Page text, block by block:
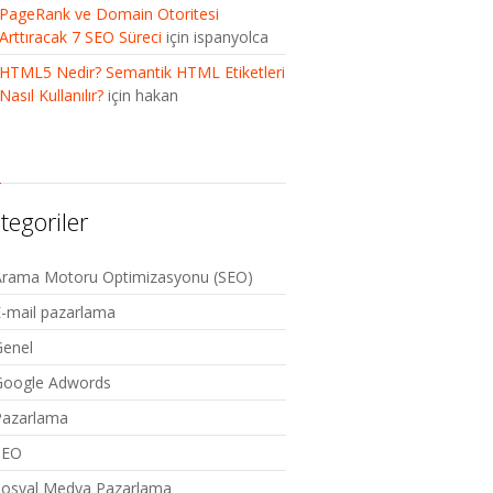
ve Domain Otoritesi
7 SEO Süreci için ispanyolca
Nedir? Semantik HTML Etiketleri
Kullanılır?için hakan
Motoru Optimizasyonu (SEO)
mail pazarlama
Adwords
Medya Pazarlama